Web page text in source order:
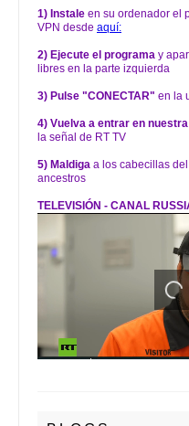
1) Instale en su ordenador el
VPN desde aquí:
2) Ejecute el programa y
libres en la parte izquierda
3) Pulse "CONECTAR" en la
4) Vuelva a entrar en
la señal de RT TV
5) Maldiga a los cabecillas
ancestros
TELEVISIÓN - CANAL